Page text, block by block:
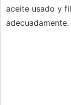
aceite usado y
adecuadamente.